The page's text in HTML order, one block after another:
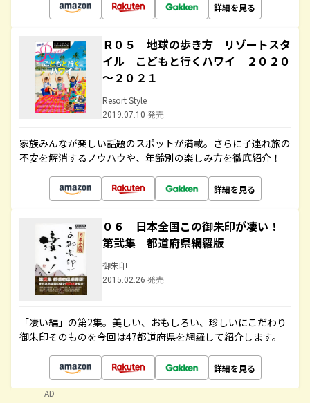
詳細を見る
Ｒ０５ 地球の歩き方 リゾートスタ
イル こどもと行くハワイ ２０２０
～２０２１
Resort Style
2019.07.10 発売
家族みんなが楽しい話題のスポットが満載。さらに子連れ旅の
不安を解消するノウハウや、年齢別の楽しみ方を徹底紹介！
詳細を見る
０６ 日本全国この御朱印が凄い！
第弐集 都道府県網羅版
御朱印
2015.02.26 発売
「凄い編」の第2集。美しい、おもしろい、珍しいにこだわり
御朱印そのものを今回は47都道府県を網羅して紹介します。
詳細を見る
AD